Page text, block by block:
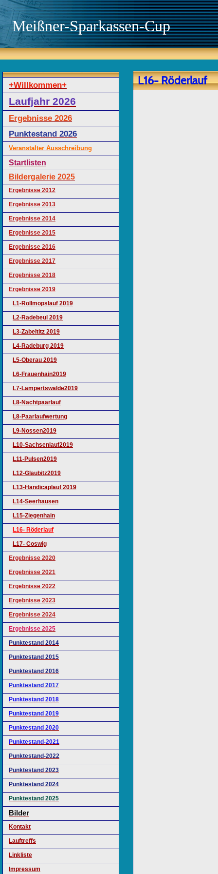
Meißner-Sparkassen-Cup
+Willkommen+
Laufjahr 2026
Ergebnisse 2026
Punktestand 2026
Veranstalter Ausschreibung
Startlisten
Bildergalerie 2025
Ergebnisse 2012
Ergebnisse 2013
Ergebnisse 2014
Ergebnisse 2015
Ergebnisse 2016
Ergebnisse 2017
Ergebnisse 2018
Ergebnisse 2019
L1-Rollmopslauf 2019
L2-Radebeul 2019
L3-Zabeltitz 2019
L4-Radeburg 2019
L5-Oberau 2019
L6-Frauenhain2019
L7-Lampertswalde2019
L8-Nachtpaarlauf
L8-Paarlaufwertung
L9-Nossen2019
L10-Sachsenlauf2019
L11-Pulsen2019
L12-Glaubitz2019
L13-Handicaplauf 2019
L14-Seerhausen
L15-Ziegenhain
L16- Röderlauf
L17- Coswig
Ergebnisse 2020
Ergebnisse 2021
Ergebnisse 2022
Ergebnisse 2023
Ergebnisse 2024
Ergebnisse 2025
Punktestand 2014
Punktestand 2015
Punktestand 2016
Punktestand 2017
Punktestand 2018
Punktestand 2019
Punktestand 2020
Punktestand-2021
Punktestand-2022
Punktestand 2023
Punktestand 2024
Punktestand 2025
Bilder
Kontakt
Lauftreffs
Linkliste
Impressum
L16- Röderlauf